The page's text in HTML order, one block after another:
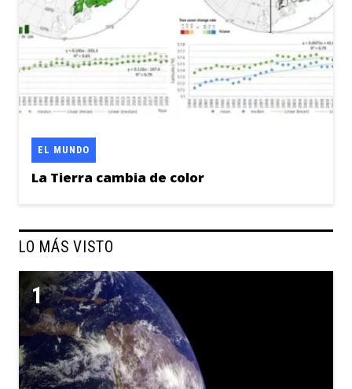
La Tierra cambia de color
EL MUNDO
LO MÁS VISTO